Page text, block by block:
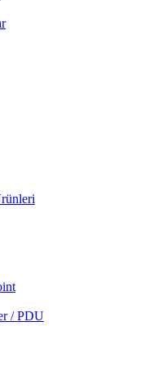
/ PDU